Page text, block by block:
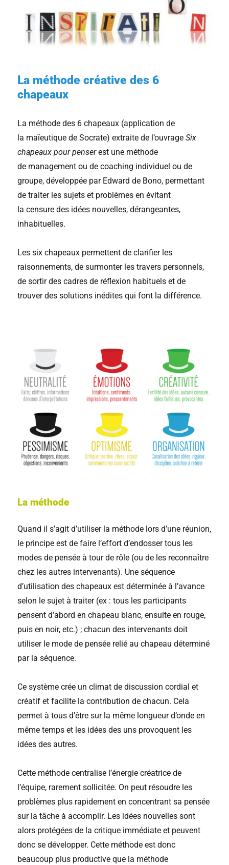
La méthode créative des 6
chapeaux
La méthode des 6 chapeaux (application de
la maïeutique de Socrate) extraite de l’ouvrageSix
chapeaux pour penserest une méthode
de management ou de coaching individuel ou de
groupe, développée par Edward de Bono, permettant
de traiter les sujets et problèmes en évitant
la censure des idées nouvelles, dérangeantes,
inhabituelles.
Les six chapeaux permettent de clarifier les
raisonnements, de surmonter les travers personnels,
de sortir des cadres de réflexion habituels et de
trouver des solutions inédites qui font la différence.
La méthode
Quand il s’agit d’utiliser la méthode lors d’une réunion,
le principe est de faire l’effort d’endosser tous les
modes de pensée à tour de rôle (ou de les reconnaître
chez les autres intervenants). Une séquence
d’utilisation des chapeaux est déterminée à l’avance
selon le sujet à traiter (ex : tous les participants
pensent d’abord en chapeau blanc, ensuite en rouge,
puis en noir, etc.) ; chacun des intervenants doit
utiliser le mode de pensée relié au chapeau déterminé
par la séquence.
Ce système crée un climat de discussion cordial et
créatif et facilite la contribution de chacun. Cela
permet à tous d’être sur la même longueur d’onde en
même temps et les idées des uns provoquent les
idées des autres.
Cette méthode centralise l’énergie créatrice de
l’équipe, rarement sollicitée. On peut résoudre les
problèmes plus rapidement en concentrant sa pensée
sur la tâche à accomplir. Les idées nouvelles sont
alors protégées de la critique immédiate et peuvent
donc se développer. Cette méthode est donc
beaucoup plus productive que la méthode